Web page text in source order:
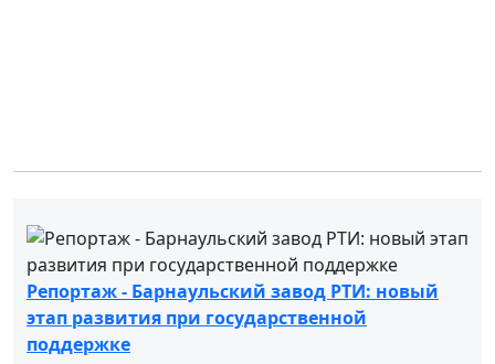
Репортаж - Барнаульский завод РТИ: новый
этап развития при государственной
поддержке